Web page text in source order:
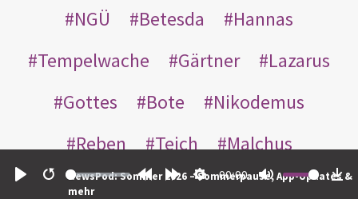
Restart
00:00
NewsPod: Sommer 2026 – Sommerpause, App-Updates &
mehr
NGÜ
Betesda
Hannas
Tempelwache
Gärtner
Lazarus
Gottes
Bote
Nikodemus
Reben
Teich
Malchus
Inneren
leer Thomas wer